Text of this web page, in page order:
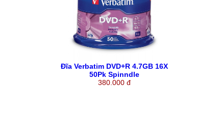
Đĩa Verbatim DVD+R 4.7GB 16X
50Pk Spinndle
380.000 đ